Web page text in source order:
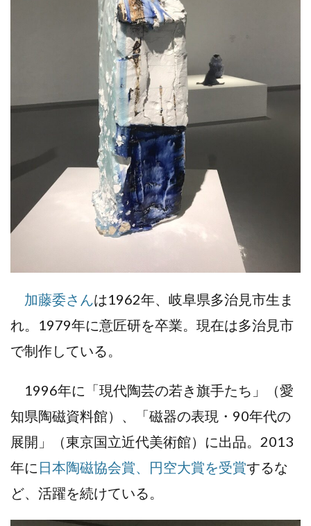
加藤委さんは1962年、岐阜県多治見市生ま
れ。1979年に意匠研を卒業。現在は多治見市
で制作している。
1996年に「現代陶芸の若き旗手たち」（愛
知県陶磁資料館）、「磁器の表現・90年代の
展開」（東京国立近代美術館）に出品。2013
年に 日本陶磁協会賞、円空大賞を受賞するな
ど、活躍を続けている。